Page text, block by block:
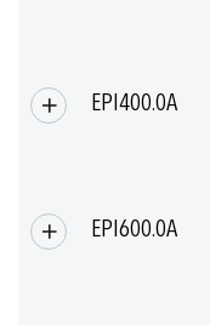
EPI400.0A
EPI600.0A